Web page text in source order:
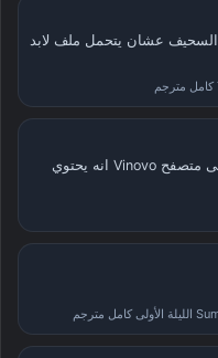
السحيف عشان يتحمل ملف لابد
مرحبا لماذا تضعون العرض على متصفح Vinovo انه يحتوي